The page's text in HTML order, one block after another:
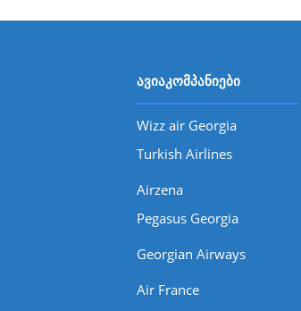
ავიაკომპანიები
Wizz air Georgia
Turkish Airlines
Airzena
Pegasus Georgia
Georgian Airways
Air France